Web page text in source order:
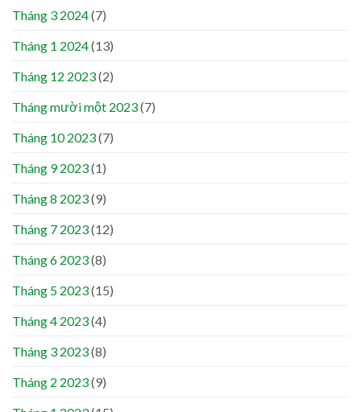
Tháng 3 2024(7)
Tháng 1 2024(13)
Tháng 12 2023(2)
Tháng mười một 2023(7)
Tháng 10 2023(7)
Tháng 9 2023(1)
Tháng 8 2023(9)
Tháng 7 2023(12)
Tháng 6 2023(8)
Tháng 5 2023(15)
Tháng 4 2023(4)
Tháng 3 2023(8)
Tháng 2 2023(9)